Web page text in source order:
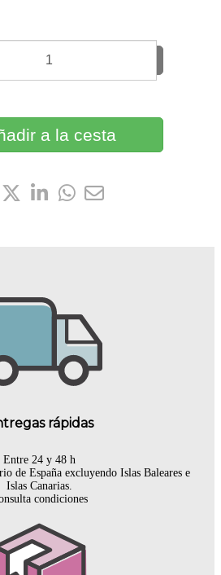
a la cesta
rápidas
Entre 24 y 48 h
de España excluyendo Islas Baleares e
Islas Canarias.
condiciones